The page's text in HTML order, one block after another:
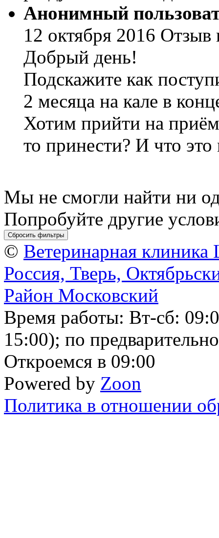
Анонимный
12 октября 2016 Отзыв
Добрый день!
Подскажите как
2 месяца на кале в
Хотим прийти на
то принести? И что
Мы не смогли найти ни
Попробуйте другие
Сбросить фильтры
© Ветеринарная клиника
Россия, Тверь,
Район Московский
Время работы: Вт-сб:
15:00); по
Откроемся в 09:00
Powered by Zoon
Политика в отношении